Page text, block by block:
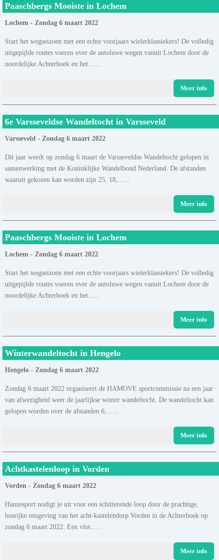
Paaschbergs Mooiste in Lochem
Lochem - Zondag 6 maart 2022
Start het wegseizoen met een echte voorjaars wielerklassiekers! De volledig
uitgepijlde routes voeren over de autoluwe wegen vanuit Lochem door de
noordelijke Achterhoek en het......
Meer info
6e Varsseveldse Wandeltocht in Varsseveld
Varsseveld - Zondag 6 maart 2022
Dit jaar wordt op zondag 6 maart de Varsseveldse Wandeltocht gelopen in
samenwerking met de Koninklijke Wandelbond Nederland. De afstanden
waaruit gekozen kan worden zijn 25, 18,......
Meer info
Paaschbergs Mooiste in Lochem
Lochem - Zondag 6 maart 2022
Start het wegseizoen met een echte voorjaars wielerklassiekers! De volledig
uitgepijlde routes voeren over de autoluwe wegen vanuit Lochem door de
noordelijke Achterhoek en het......
Meer info
Winterwandeltocht in Hengelo
Hengelo - Zondag 6 maart 2022
Zondag 6 maart 2022 organiseert de HAMOVE sportcommissie na een jaar
van afwezigheid weer de jaarlijkse winter wandeltocht. De wandeltocht kan
gelopen worden over de afstanden 6,......
Meer info
Achtkastelenloop in Vorden
Vorden - Zondag 6 maart 2022
Hanzesport nodigt je uit voor een schitterende loop door de prachtige,
bosrijke omgeving van het acht-kastelendorp Vorden in de Achterhoek op
zondag 6 maart 2022. Een vlot......
Meer info